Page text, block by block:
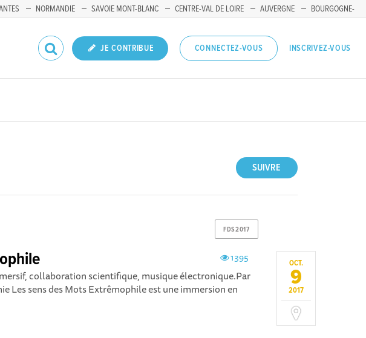
NORMANDIE SAVOIE MONT-BLANC CENTRE-VAL DE LOIRE AUVERGNE
BOURGOGNE-
JE CONTRIBUE CONNECTEZ-VOUS INSCRIVEZ-VOUS
SUIVRE
FDS2017
OCT.
9
2017
1395
collaboration scientifique, musique électronique.Par
Les sens des Mots Extrêmophile est une immersion en